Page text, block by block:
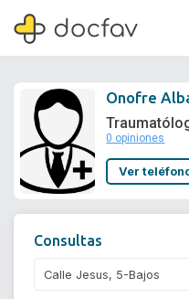
Onofre
0 opiniones
Ver
Consultas